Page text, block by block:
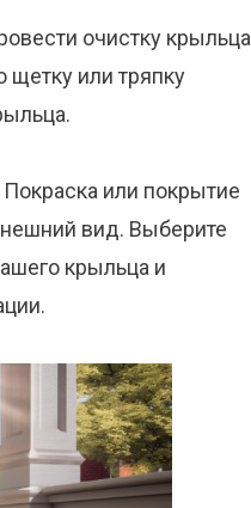
очистку крыльца
щетку или тряпку
или покрытие
вид. Выберите
крыльца и